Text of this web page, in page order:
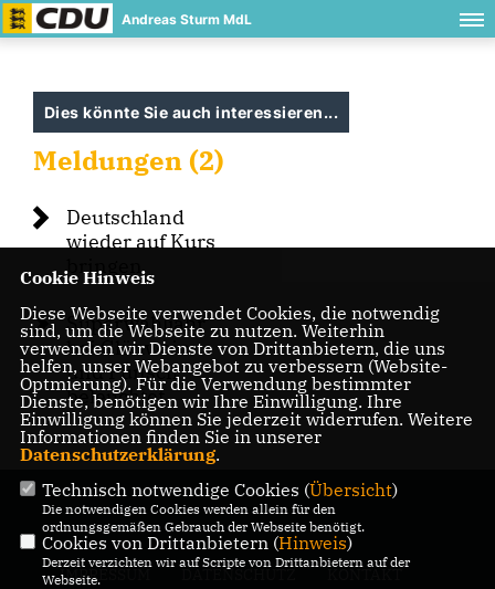
Andreas Sturm MdL
Dies könnte Sie auch interessieren...
Meldungen (2)
Deutschland
wieder auf Kurs
bringen
Superwahljahr
bei Glühwein
und Punsch
beleuchtet
IMPRESSUM DATENSCHUTZ
Cookie Hinweis
Diese Webseite verwendet Cookies, die notwendig
sind, um die Webseite zu nutzen. Weiterhin
verwenden wir Dienste von Drittanbietern, die uns
helfen, unser Webangebot zu verbessern (Website-
Optmierung). Für die Verwendung bestimmter
Dienste, benötigen wir Ihre Einwilligung. Ihre
Einwilligung können Sie jederzeit widerrufen. Weitere
Informationen finden Sie in unserer
Datenschutzerklärung.
Technisch notwendige Cookies (Übersicht)
Die notwendigen Cookies werden allein für den
ordnungsgemäßen Gebrauch der Webseite benötigt.
Cookies von Drittanbietern (Hinweis)
Derzeit verzichten wir auf Scripte von Drittanbietern auf der
Webseite.